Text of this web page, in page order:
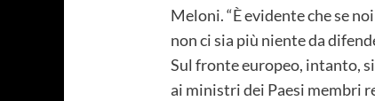
Meloni. “È evidente che se
non ci sia più niente da
Sul fronte europeo, intanto,
ai ministri dei Paesi membri